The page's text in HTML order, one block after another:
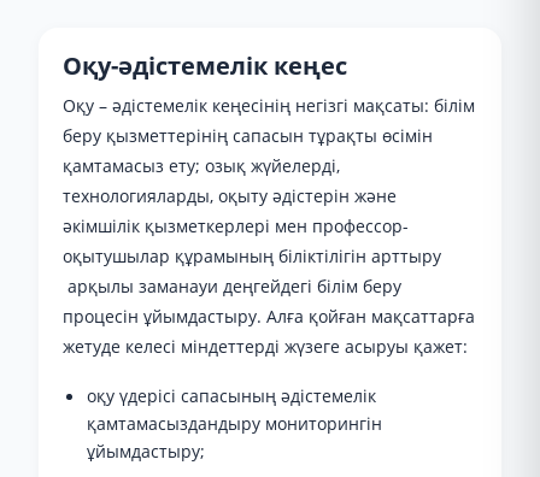
Оқу-әдістемелік кеңес
Оқу – әдістемелік кеңесінің негізгі мақсаты: білім
беру қызметтерінің сапасын тұрақты өсімін
қамтамасыз ету; озық жүйелерді,
технологияларды, оқыту әдістерін және
әкімшілік қызметкерлері мен профессор-
оқытушылар құрамының біліктілігін арттыру
арқылы заманауи деңгейдегі білім беру
процесін ұйымдастыру. Алға қойған мақсаттарға
жетуде келесі міндеттерді жүзеге асыруы қажет:
оқу үдерісі сапасының әдістемелік
қамтамасыздандыру мониторингін
ұйымдастыру;